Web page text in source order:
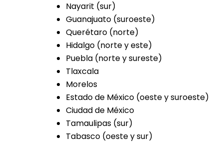
Nayarit (sur)
Guanajuato (suroeste)
Querétaro (norte)
Hidalgo (norte y este)
Puebla (norte y sureste)
Tlaxcala
Morelos
Estado de México (oeste y suroeste)
Ciudad de México
Tamaulipas (sur)
Tabasco (oeste y sur)